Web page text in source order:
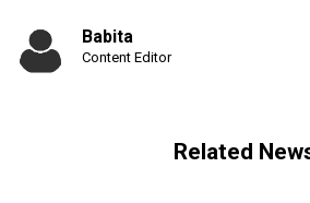
Babita
Content Editor
Related